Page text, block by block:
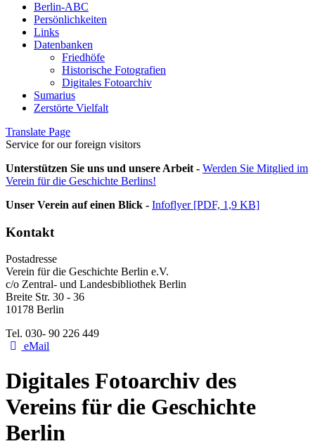
Berlin-ABC
Persönlichkeiten
Links
Datenbanken
Friedhöfe
Historische Fotografien
Digitales Fotoarchiv
Sumarius
Zerstörte Vielfalt
Translate Page
Service for our foreign visitors
Unterstützen Sie uns und unsere Arbeit - Werden Sie Mitglied im
Verein für die Geschichte Berlins!
Unser Verein auf einen Blick - Infoflyer [PDF, 1,9 KB]
Kontakt
Postadresse
Verein für die Geschichte Berlin e.V.
c/o Zentral- und Landesbibliothek Berlin
Breite Str. 30 - 36
10178 Berlin
Tel. 030- 90 226 449
eMail
Digitales Fotoarchiv des
Vereins für die Geschichte
Berlin